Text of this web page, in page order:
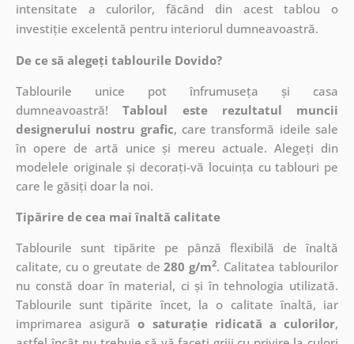
intensitate a culorilor, făcând din acest tablou o
investiție excelentă pentru interiorul dumneavoastră.
De ce să alegeți tablourile Dovido?
Tablourile unice pot înfrumuseța și casa
dumneavoastră!Tabloul este rezultatul muncii
designerului nostru grafic, caretransformă ideile sale
în opere de artă unice și mereu actuale. Alegeți din
modelele originale și decorați-vă locuința cu tablouri pe
care le găsiți doar la noi.
Tipărire de cea mai înaltă calitate
Tablourile sunt tipărite pe pânză flexibilă de înaltă
calitate, cu o greutate de280 g/m2. Calitatea tablourilor
nu constă doar în material, ci și în tehnologia utilizată.
Tablourile sunt tipărite încet, la o calitate înaltă, iar
imprimarea asigurăo saturație ridicată a culorilor,